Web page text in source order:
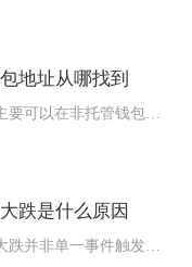
地址从哪找到
跌是什么原因